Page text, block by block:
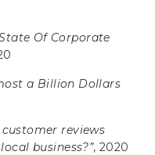
State Of Corporate
a Billion Dollars
reviews
business?”, 2020